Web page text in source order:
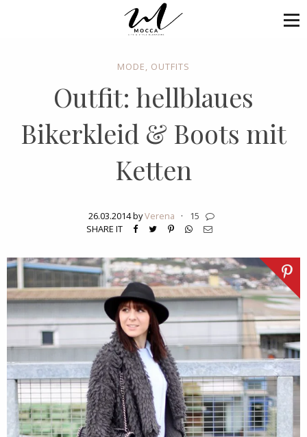
MODE, OUTFITS
Outfit: hellblaues
Bikerkleid & Boots mit
Ketten
26.03.2014 byVerena ·
15
SHARE IT